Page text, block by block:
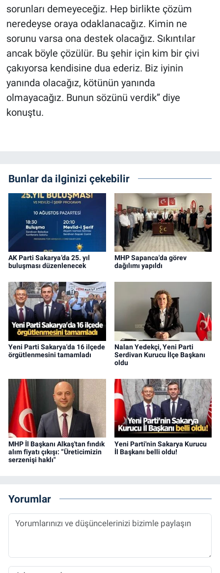
sorunları demeyeceğiz. Hep birlikte çözüm
neredeyse oraya odaklanacağız. Kimin ne
sorunu varsa ona destek olacağız. Sıkıntılar
ancak böyle çözülür. Bu şehir için kim bir çivi
çakıyorsa kendisine dua ederiz. Biz iyinin
yanında olacağız, kötünün yanında
olmayacağız. Bunun sözünü verdik” diye
konuştu.
Bunlar da ilginizi çekebilir
AK Parti Sakarya’da 25. yıl
buluşması düzenlenecek
MHP Sapanca'da görev
dağılımı yapıldı
Yeni Parti Sakarya'da 16 ilçede
örgütlenmesini tamamladı
Nalan Yedekçi, Yeni Parti
Serdivan Kurucu İlçe Başkanı
oldu
MHP İl Başkanı Alkaş'tan fındık
alım fiyatı çıkışı: “Üreticimizin
serzenişi haklı"
Yeni Parti'nin Sakarya Kurucu
İl Başkanı belli oldu!
Yorumlar